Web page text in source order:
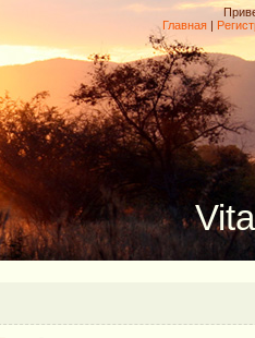
Главная |